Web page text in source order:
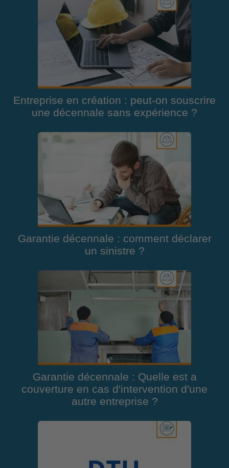
Entreprise en création : peut-on souscrire
une décennale sans expérience ?
Garantie décennale : comment déclarer
un sinistre ?
Garantie décennale : Quelle est a
couverture en cas d'intervention d'une
autre entreprise ?